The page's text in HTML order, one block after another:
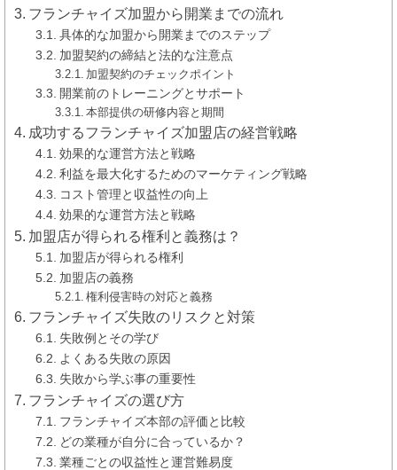
フランチャイズ加盟から開業までの流れ
具体的な加盟から開業までのステップ
加盟契約の締結と法的な注意点
加盟契約のチェックポイント
開業前のトレーニングとサポート
本部提供の研修内容と期間
成功するフランチャイズ加盟店の経営戦略
効果的な運営方法と戦略
利益を最大化するためのマーケティング戦略
コスト管理と収益性の向上
効果的な運営方法と戦略
加盟店が得られる権利と義務は？
加盟店が得られる権利
加盟店の義務
権利侵害時の対応と義務
フランチャイズ失敗のリスクと対策
失敗例とその学び
よくある失敗の原因
失敗から学ぶ事の重要性
フランチャイズの選び方
フランチャイズ本部の評価と比較
どの業種が自分に合っているか？
業種ごとの収益性と運営難易度